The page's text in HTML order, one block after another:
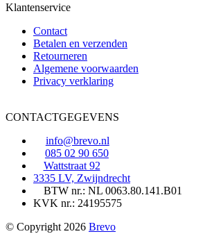
Klantenservice
Contact
Betalen en verzenden
Retourneren
Algemene voorwaarden
Privacy verklaring
CONTACTGEGEVENS
info@brevo.nl
085 02 90 650
Wattstraat 92
3335 LV, Zwijndrecht
BTW nr.: NL 0063.80.141.B01
KVK nr.: 24195575
© Copyright 2026 Brevo